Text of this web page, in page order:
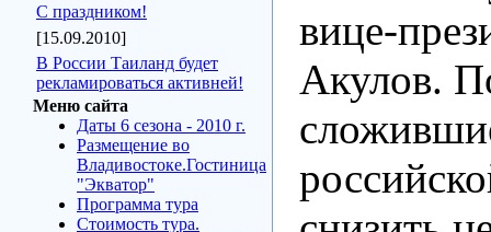
C праздником!
[15.09.2010]
В России Таиланд будет
рекламироваться активней!
Меню сайта
Даты 6 сезона - 2010 г.
Размещение во
Владивостоке.Гостиница
"Экватор"
Программа тура
Стоимость тура.
вице-
Акулов.